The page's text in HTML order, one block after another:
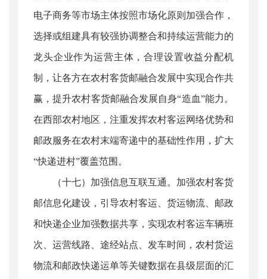
电子商务等市场主体按照市场化原则加强合作，
选择或组建具有较强协调整合和持续运营能力的
龙头企业作为运营主体，合理设置收益分配机
制，让各方在农村客货邮融合发展中实现合作共
赢，提升农村客货邮融合发展自身“造血”能力。
在西部农村地区，注重发挥农村客运网络优势和
邮政服务在农村末端寄递中的基础性作用，扩大
“快递进村”覆盖范围。
（十七）加强信息互联互通。加强农村客货
邮信息化建设，引导农村客运、货运物流、邮政
和快递企业加强数据共享，实现农村客运车辆班
次、运营线路、途经站点、发车时间，农村货运
物流和邮政快递运单等关键数据在县级层面的汇